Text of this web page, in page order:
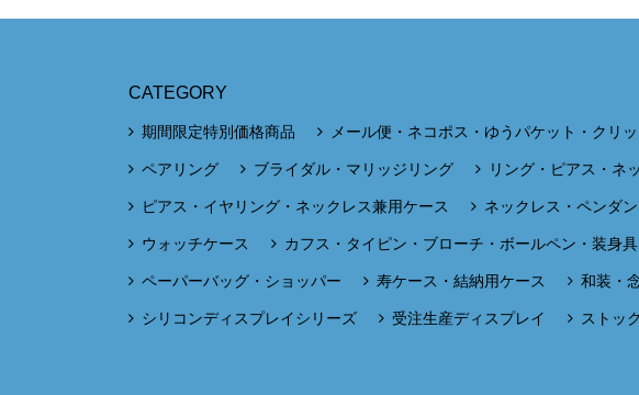
CATEGORY
期間限定特別価格商品 メール便・ネコポス・ゆうパケット・クリ
ペアリング ブライダル・マリッジリング リング・ピアス・ネ
ピアス・イヤリング・ネックレス兼用ケース ネックレス・ペンダ
ウォッチケース カフス・タイピン・ブローチ・ボールペン・装身
ペーパーバッグ・ショッパー 寿ケース・結納用ケース 和装・
シリコンディスプレイシリーズ 受注生産ディスプレイ ストッ